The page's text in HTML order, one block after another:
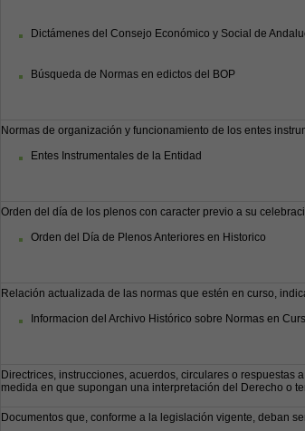
Dictámenes del Consejo Económico y Social de
Búsqueda de Normas en edictos del BOP
Normas de organización y funcionamiento de los entes
Entes Instrumentales de la Entidad
Orden del día de los plenos con caracter previo a su
Orden del Día de Plenos Anteriores en Historico
Relación actualizada de las normas que estén en curso,
Informacion del Archivo Histórico sobre Normas en
Directrices, instrucciones, acuerdos, circulares o respuestas
medida en que supongan una interpretación del Derecho o
Documentos que, conforme a la legislación vigente, deban